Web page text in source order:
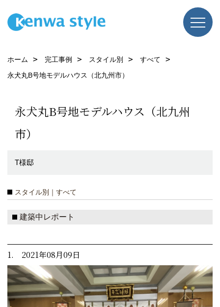
ホーム 完工事例 スタイル別
すべて
永犬丸B号地モデルハウス（北九州市）
永犬丸B号地モデルハウス（北九州
市）
T様邸
スタイル別｜すべて
建築中レポート
1. 2021年08月09日